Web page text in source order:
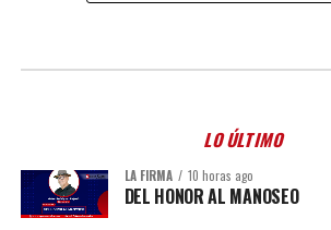
LO ÚLTIMO
LA FIRMA 10 horas ago
DEL HONOR AL MANOSEO